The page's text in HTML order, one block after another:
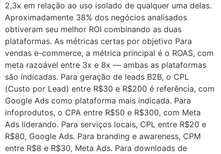
2,3x em relação ao uso isolado de qualquer uma delas.
Aproximadamente 38% dos negócios analisados
obtiveram seu melhor ROI combinando as duas
plataformas. As métricas certas por objetivo Para
vendas e-commerce, a métrica principal é o ROAS, com
meta razoável entre 3x e 8x — ambas as plataformas
são indicadas. Para geração de leads B2B, o CPL
(Custo por Lead) entre R$30 e R$200 é referência, com
Google Ads como plataforma mais indicada. Para
infoprodutos, o CPA entre R$50 e R$300, com Meta
Ads liderando. Para serviços locais, CPL entre R$20 e
R$80, Google Ads. Para branding e awareness, CPM
entre R$8 e R$30, Meta Ads. Para downloads de